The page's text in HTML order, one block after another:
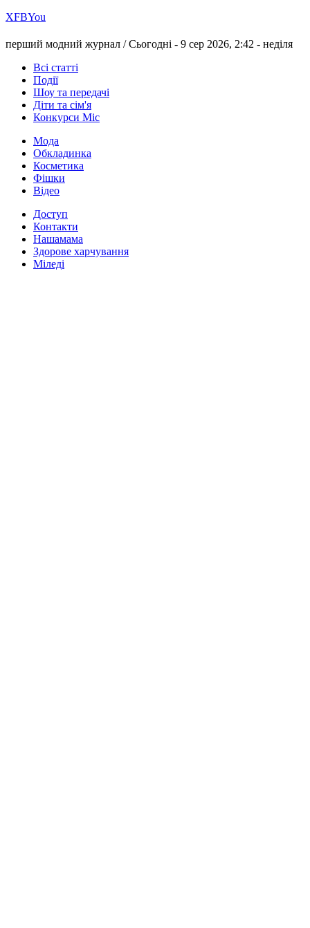
ХFBYou
перший модний журнал /Сьогодні - 9 сер 2026, 2:42 - неділя
Всі статті
Події
Шоу та передачі
Діти та сім'я
Конкурси Міс
Мода
Обкладинка
Косметика
Фішки
Відео
Доступ
Контакти
Нашамама
Здорове харчування
Міледі